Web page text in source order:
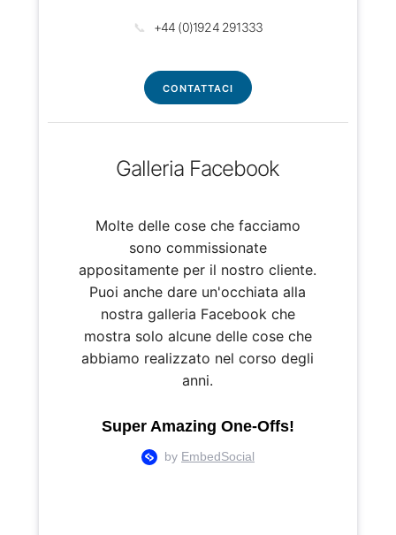
📞 +44 (0)1924 291333
CONTATTACI
Galleria Facebook
Molte delle cose che facciamo
sono commissionate
appositamente per il nostro cliente.
Puoi anche dare un'occhiata alla
nostra galleria Facebook che
mostra solo alcune delle cose che
abbiamo realizzato nel corso degli
anni.